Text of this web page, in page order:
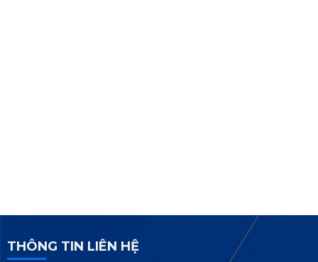
THÔNG TIN LIÊN HỆ